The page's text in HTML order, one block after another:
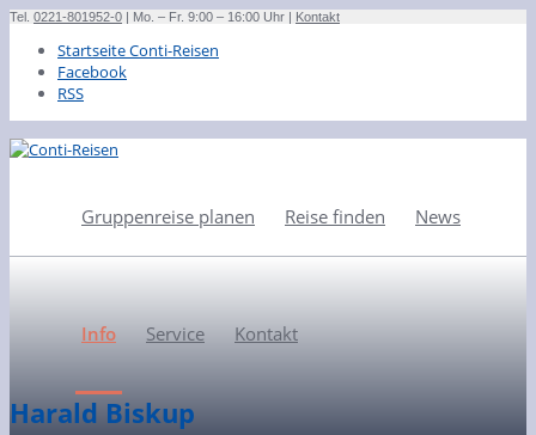
Tel. 0221-801952-0 | Mo. – Fr. 9:00 – 16:00 Uhr | Kontakt
Startseite Conti-Reisen
Facebook
RSS
Gruppenreise planen Reise finden News
Info Service Kontakt
Harald Biskup